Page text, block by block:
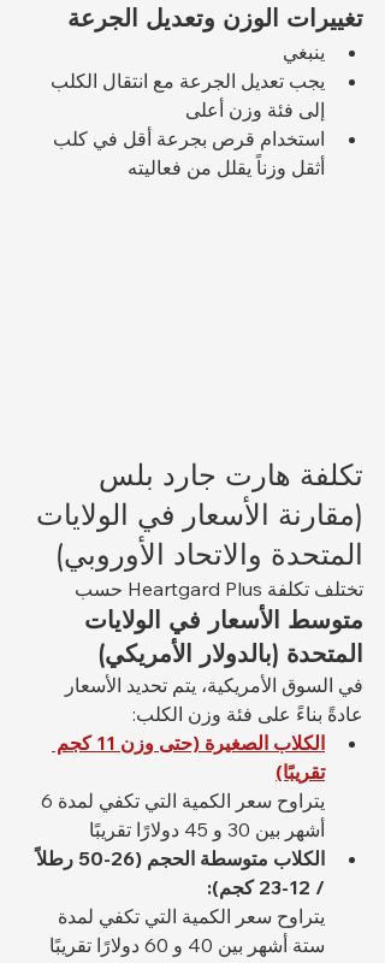
تغييرات الوزن وتعديل الجرعة
ينبغي
يجب تعديل الجرعة مع انتقال الكلب
إلى فئة وزن أعلى
استخدام قرص بجرعة أقل في كلب
أثقل وزناً يقلل من فعاليته
تكلفة هارت جارد بلس
(مقارنة الأسعار في الولايات
المتحدة والاتحاد الأوروبي)
تختلف تكلفة Heartgard Plus حسب
متوسط الأسعار في الولايات
المتحدة (بالدولار الأمريكي)
في السوق الأمريكية، يتم تحديد الأسعار
عادةً بناءً على فئة وزن الكلب:
الكلاب الصغيرة (حتى وزن 11 كجم
تقريبًا)
أشهر بين 30 و 45 دولارًا تقريبًا
الكلاب متوسطة الحجم (26-50 رطلاً
/ 12-23 كجم):
يتراوح سعر الكمية التي تكفي لمدة
ستة أشهر بين 40 و 60 دولارًا تقريبًا